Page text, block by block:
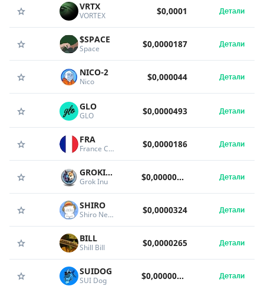
VRTX
VORTEX $0,0001 Детали
$SPACE
Space $0,0000187 Детали
NICO-2
Nico $0,000044 Детали
GLO
GLO $0,0000493 Детали
FRA
France Coin $0,0000186 Детали
GROKINU
Grok Inu $0,000000000000328 Детали
SHIRO
Shiro Neko CTO $0,0000324 Детали
BILL
Shill Bill $0,0000265 Детали
SUIDOG
SUI Dog $0,00000363 Детали